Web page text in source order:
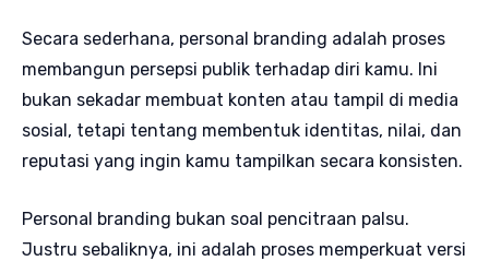
Secara sederhana, personal branding adalah proses
membangun persepsi publik terhadap diri kamu. Ini
bukan sekadar membuat konten atau tampil di media
sosial, tetapi tentang membentuk identitas, nilai, dan
reputasi yang ingin kamu tampilkan secara konsisten.
Personal branding bukan soal pencitraan palsu.
Justru sebaliknya, ini adalah proses memperkuat versi